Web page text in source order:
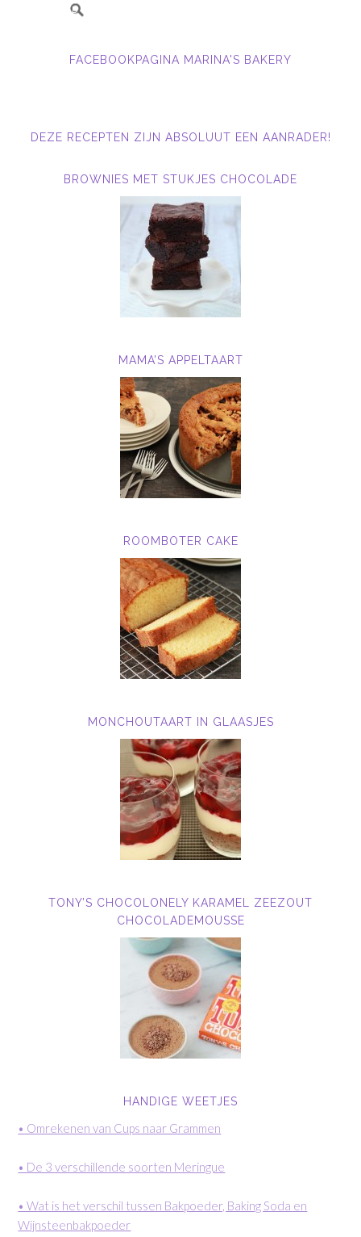
FACEBOOKPAGINA MARINA'S BAKERY
DEZE RECEPTEN ZIJN ABSOLUUT EEN AANRADER!
BROWNIES MET STUKJES CHOCOLADE
MAMA’S APPELTAART
ROOMBOTER CAKE
MONCHOUTAART IN GLAASJES
TONY’S CHOCOLONELY KARAMEL ZEEZOUT
CHOCOLADEMOUSSE
HANDIGE WEETJES
• Omrekenen van Cups naar Grammen
• De 3 verschillende soorten Meringue
• Wat is het verschil tussen Bakpoeder, Baking Soda en
Wijnsteenbakpoeder